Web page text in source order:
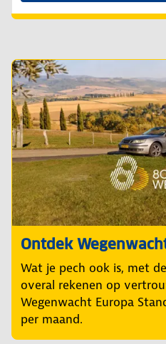
Ontdek
Wat je pech ook is, met
overal rekenen op
Wegenwacht Europa
per maand.